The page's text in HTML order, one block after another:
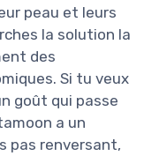
peau et leurs
la solution la
des
Si tu veux
goût qui passe
a un
pas renversant,